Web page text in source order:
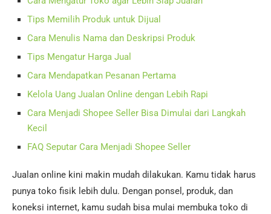
Tips Memilih Produk untuk Dijual
Cara Menulis Nama dan Deskripsi Produk
Tips Mengatur Harga Jual
Cara Mendapatkan Pesanan Pertama
Kelola Uang Jualan Online dengan Lebih Rapi
Cara Menjadi Shopee Seller Bisa Dimulai dari Langkah
Kecil
FAQ Seputar Cara Menjadi Shopee Seller
Jualan online kini makin mudah dilakukan. Kamu tidak harus
punya toko fisik lebih dulu. Dengan ponsel, produk, dan
koneksi internet, kamu sudah bisa mulai membuka toko di